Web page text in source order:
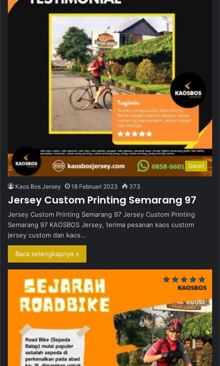
Galeri
Kaos Bos Jersey 18 Februari 2023 373
Jersey Custom Printing Semarang 97
Jersey Custom Printing Semarang 97 Jersey Custom Printing
Semarang 97 KAOSBOS Jersey, terima pesanan kaos custom
jersey custom dan kaos…
Baca selengkapnya »